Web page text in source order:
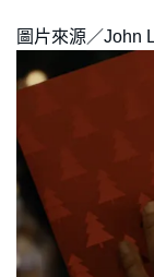
圖片來源／John